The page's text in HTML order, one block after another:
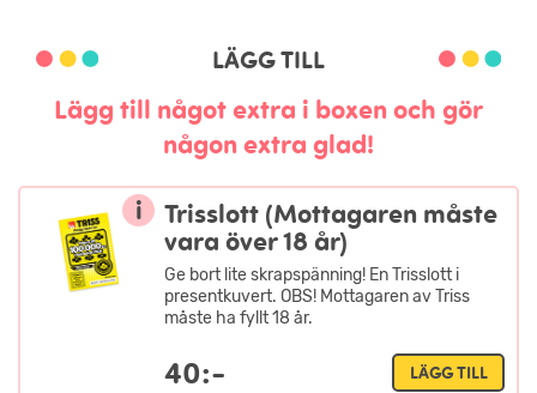
LÄGG TILL
Lägg till något extra i boxen och gör
någon extra glad!
i
Trisslott (Mottagaren måste
vara över 18 år)
Ge bort lite skrapspänning! En Trisslott i
presentkuvert. OBS! Mottagaren av Triss
måste ha fyllt 18 år.
40:- LÄGG TILL